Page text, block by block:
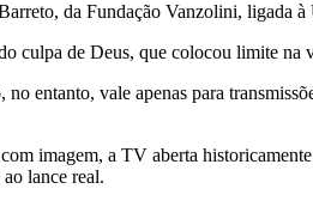
da Fundação Vanzolini, ligada
culpa de Deus, que colocou limite na
no entanto, vale apenas para
imagem, a TV aberta
lance real.